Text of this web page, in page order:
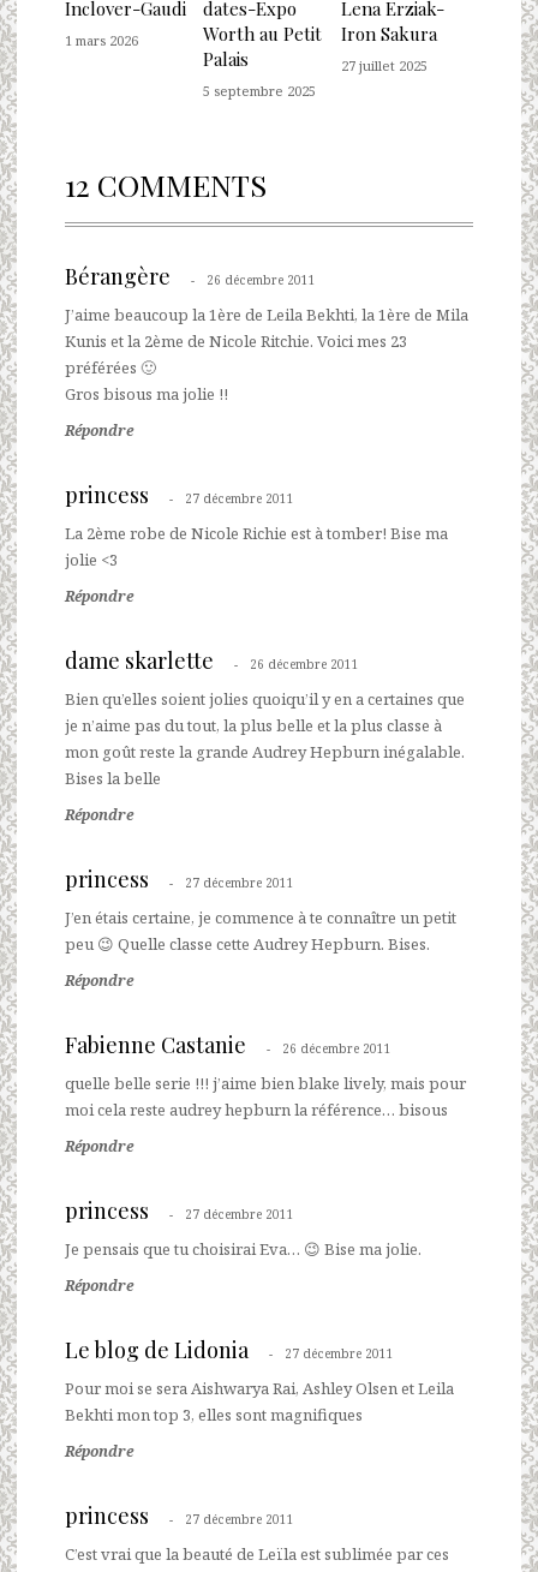
Inclover-Gaudi
1 mars 2026
dates-Expo
Worth au Petit
Palais
5 septembre 2025
Lena Erziak-
Iron Sakura
27 juillet 2025
12 COMMENTS
Bérangère 26 décembre 2011
J’aime beaucoup la 1ère de Leila Bekhti, la 1ère de Mila
Kunis et la 2ème de Nicole Ritchie. Voici mes 23
préférées 🙂
Gros bisous ma jolie !!
Répondre
princess 27 décembre 2011
La 2ème robe de Nicole Richie est à tomber! Bise ma
jolie <3
Répondre
dame skarlette 26 décembre 2011
Bien qu’elles soient jolies quoiqu’il y en a certaines que
je n’aime pas du tout, la plus belle et la plus classe à
mon goût reste la grande Audrey Hepburn inégalable.
Bises la belle
Répondre
princess 27 décembre 2011
J’en étais certaine, je commence à te connaître un petit
peu 😉 Quelle classe cette Audrey Hepburn. Bises.
Répondre
Fabienne Castanie 26 décembre 2011
quelle belle serie !!! j’aime bien blake lively, mais pour
moi cela reste audrey hepburn la référence… bisous
Répondre
princess 27 décembre 2011
Je pensais que tu choisirai Eva… 😉 Bise ma jolie.
Répondre
Le blog de Lidonia 27 décembre 2011
Pour moi se sera Aishwarya Rai, Ashley Olsen et Leila
Bekhti mon top 3, elles sont magnifiques
Répondre
princess 27 décembre 2011
C’est vrai que la beauté de Leïla est sublimée par ces